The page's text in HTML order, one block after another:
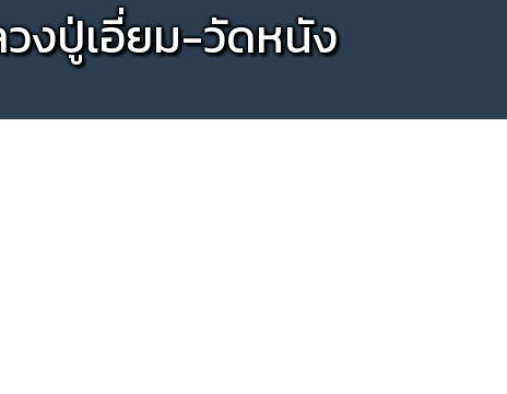
งปู่เอี่ยม-วัดหนัง